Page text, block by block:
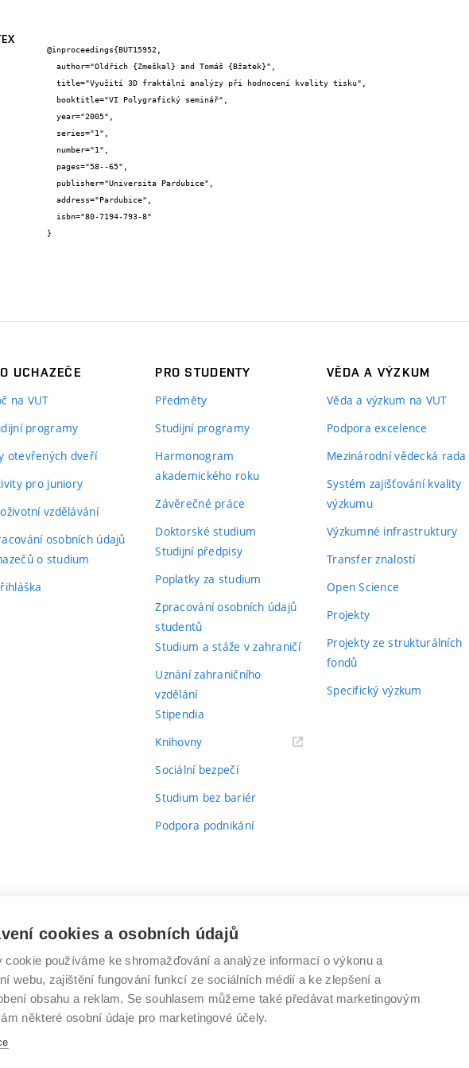
@inproceedings{BUT15952,
}
UCHAZEČE
na VUT
programy
otevřených dveří
pro juniory
vzdělávání
osobních údajů
o studium
PRO STUDENTY
Předměty
Studijní programy
Harmonogram
akademického roku
Závěrečné práce
Doktorské studium
Studijní předpisy
Poplatky za studium
Zpracování osobních údajů
studentů
Studium a stáže v zahraničí
Uznání zahraničního
vzdělání
Stipendia
Knihovny(externí
Sociální bezpečí
Studium bez bariér
Podpora podnikání
VĚDA A VÝZKUM
Věda a výzkum na VUT
Podpora excelence
Mezinárodní vědecká rada
Systém zajišťování kvality
výzkumu
Výzkumné infrastruktury
Transfer znalostí
Open Science
Projekty
Projekty ze strukturálních
fondů
Specifický výzkum
Vysoké
učení
technické
v
VYSOKÉ UČENÍ TECHNICKÉ V BRNĚ
Antonínská 548/1
602 00 Brno
www.vut.cz
cookies a osobních údajů
cookie používáme ke shromažďování a analýze informací o výkonu a
webu, zajištění fungování funkcí ze sociálních médií a ke zlepšení a
obsahu a reklam. Se souhlasem můžeme také předávat marketingovým
některé osobní údaje pro marketingové účely.